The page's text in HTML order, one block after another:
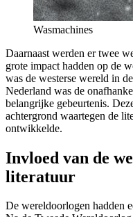
Wasmachines
Daarnaast werden er twee
grote impact hadden op de
was de westerse wereld in
Nederland was de
belangrijke gebeurtenis.
achtergrond waartegen de
ontwikkelde.
Invloed van de
literatuur
De wereldoorlogen hadden